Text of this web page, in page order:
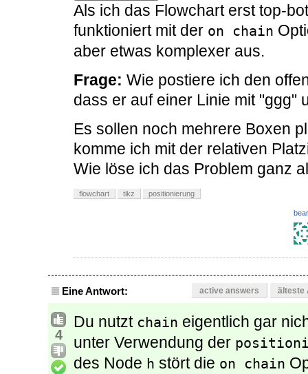
Als ich das Flowchart erst top-
funktioniert mit der on chain
aber etwas komplexer aus.
Frage: Wie postiere ich den
dass er auf einer Linie mit "ggg"
Es sollen noch mehrere Boxen
komme ich mit der relativen
Wie löse ich das Problem ganz
flowchart tikz positionierung
Eine Antwort: active answers älteste
4
Du nutzt chain eigentlich gar
unter Verwendung der
des Node h stört die on chain